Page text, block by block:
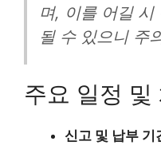
며, 이를 어길 시
될 수 있으니 주
주요 일정 및
신고 및 납부 기